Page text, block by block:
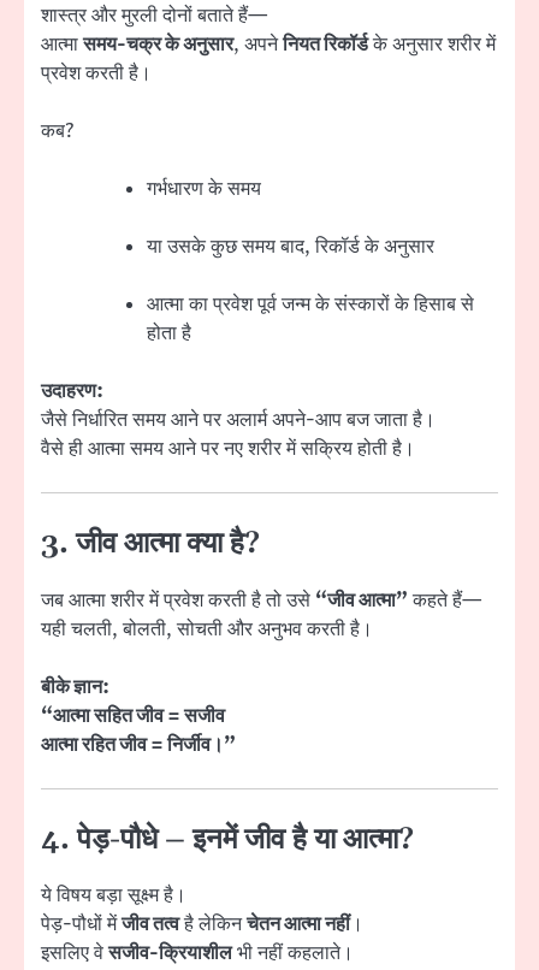
शास्त्र और मुरली दोनों बताते हैं—
आत्मासमय-चक्र के अनुसार, अपनेनियत रिकॉर्डके अनुसार शरीर में
प्रवेश करती है।
कब?
गर्भधारण के समय
या उसके कुछ समय बाद, रिकॉर्ड के अनुसार
आत्मा का प्रवेश पूर्व जन्म के संस्कारों के हिसाब से
होता है
उदाहरण:
जैसे निर्धारित समय आने पर अलार्म अपने-आप बज जाता है।
वैसे ही आत्मा समय आने पर नए शरीर में सक्रिय होती है।
3. जीव आत्मा क्या है?
जब आत्मा शरीर में प्रवेश करती है तो उसे “जीव आत्मा”कहते हैं—
यही चलती, बोलती, सोचती और अनुभव करती है।
बीके ज्ञान:
“आत्मा सहित जीव = सजीव
आत्मा रहित जीव = निर्जीव।”
4. पेड़-पौधे – इनमें जीव है या आत्मा?
ये विषय बड़ा सूक्ष्म है।
पेड़-पौधों मेंजीव तत्वहै लेकिनचेतन आत्मा नहीं।
इसलिए वेसजीव-क्रियाशीलभी नहीं कहलाते।